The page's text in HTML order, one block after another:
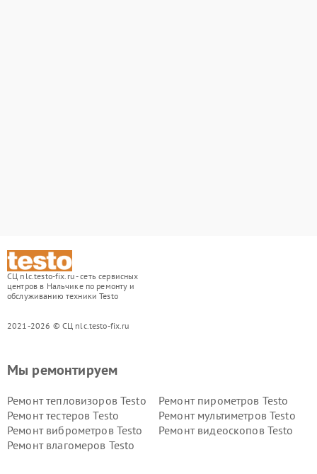
СЦ nlc.testo-fix.ru - сеть сервисных
центров в Нальчике по ремонту и
обслуживанию техники Testo
2021-2026 © СЦ nlc.testo-fix.ru
Мы ремонтируем
Ремонт тепловизоров Testo
Ремонт пирометров Testo
Ремонт тестеров Testo
Ремонт мультиметров Testo
Ремонт виброметров Testo
Ремонт видеоскопов Testo
Ремонт влагомеров Testo